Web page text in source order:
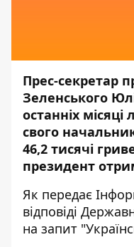
Прес-секретар
Зеленського
останніх
свого
46,2 тисячі
президент
Як передає
відповіді
на запит